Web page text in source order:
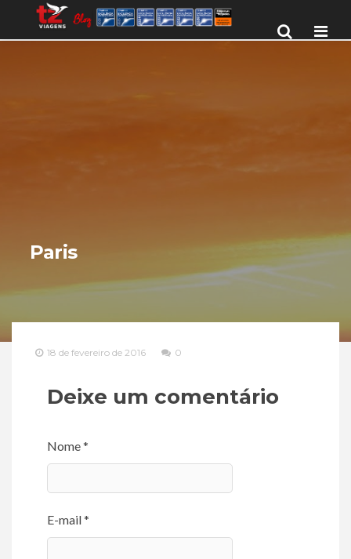
Paris
18 de fevereiro de 2016 0
Deixe um comentário
Nome *
E-mail *